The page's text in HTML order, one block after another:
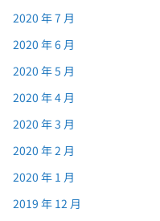
2020 年 7 月
2020 年 6 月
2020 年 5 月
2020 年 4 月
2020 年 3 月
2020 年 2 月
2020 年 1 月
2019 年 12 月